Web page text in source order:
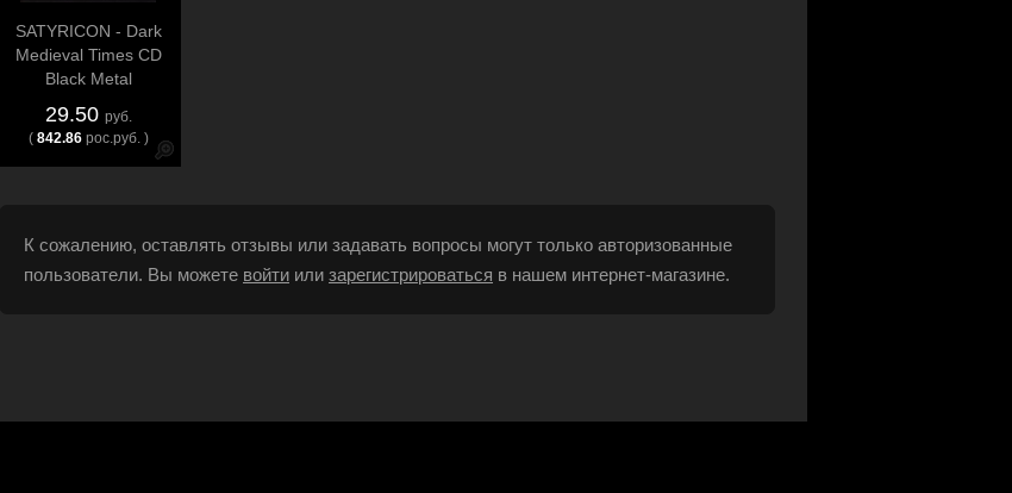
SATYRICON - Dark
Medieval Times CD
Black Metal
29.50 руб.
( 842.86 рос.руб. )
К сожалению, оставлять отзывы или задавать вопросы могут только авторизованные
пользователи. Вы можете войти или зарегистрироваться в нашем интернет-магазине.